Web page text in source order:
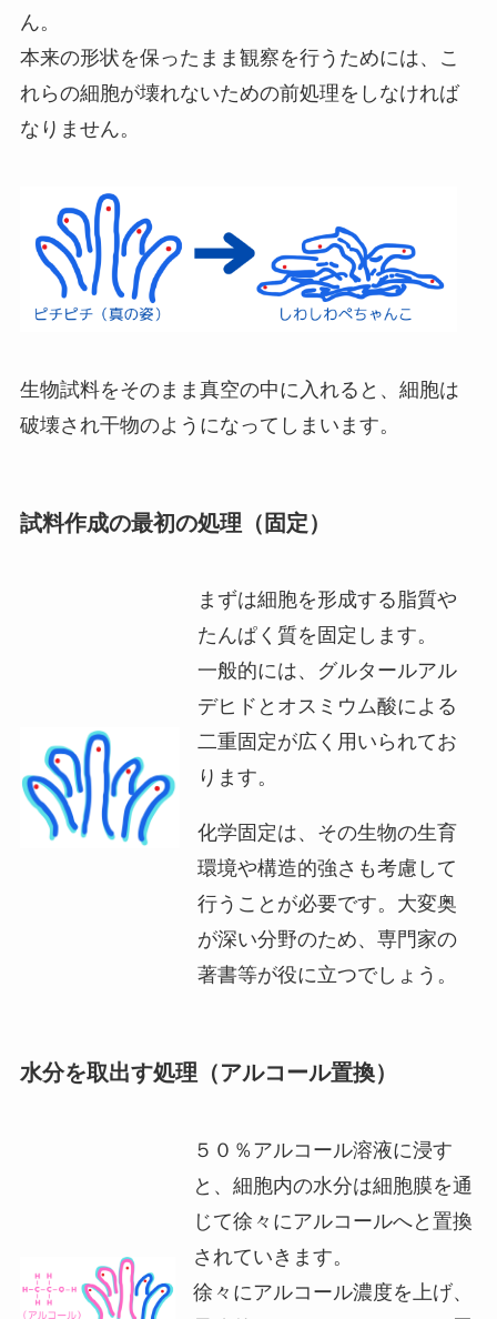
ん。
本来の形状を保ったまま観察を行うためには、こ
れらの細胞が壊れないための前処理をしなければ
なりません。
生物試料をそのまま真空の中に入れると、細胞は
破壊され干物のようになってしまいます。
試料作成の最初の処理（固定）
まずは細胞を形成する脂質や
たんぱく質を固定します。
一般的には、グルタールアル
デヒドとオスミウム酸による
二重固定が広く用いられてお
ります。
化学固定は、その生物の生育
環境や構造的強さも考慮して
行うことが必要です。大変奥
が深い分野のため、専門家の
著書等が役に立つでしょう。
水分を取出す処理（アルコール置換）
５０％アルコール溶液に浸す
と、細胞内の水分は細胞膜を通
じて徐々にアルコールへと置換
されていきます。
徐々にアルコール濃度を上げ、